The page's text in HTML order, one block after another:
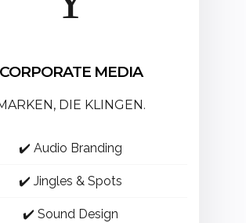
CORPORATE MEDIA
DIE KLINGEN.
✔️ Audio Branding
✔️ Jingles & Spots
✔️ Sound Design